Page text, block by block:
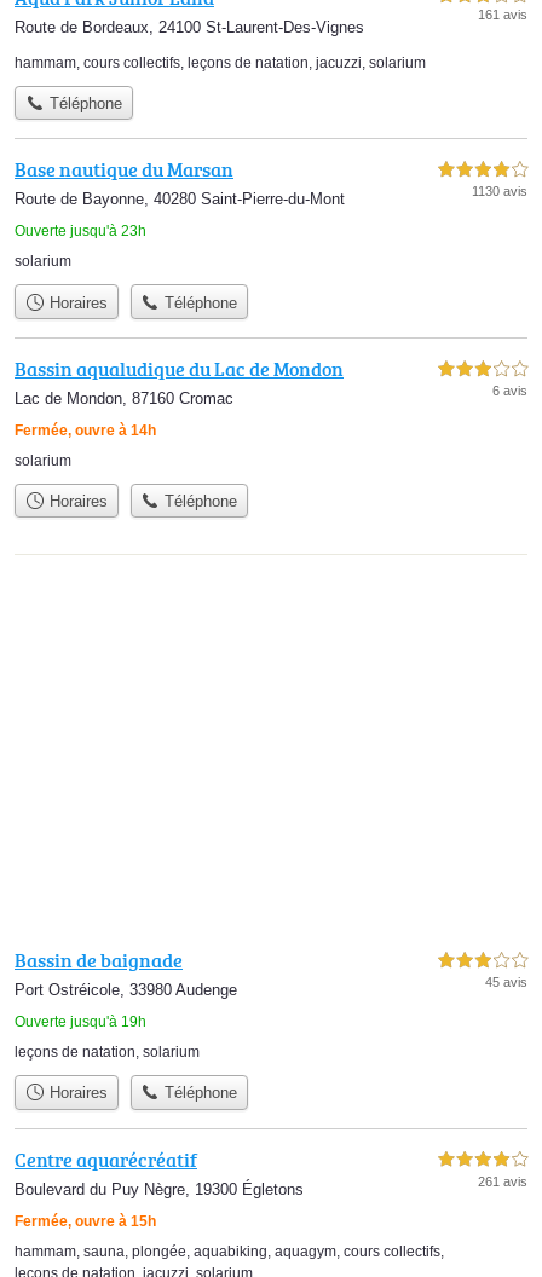
Route de Bordeaux, 24100 St-Laurent-Des-Vignes
161 avis
hammam, cours collectifs, leçons de natation, jacuzzi, solarium
Téléphone
Base nautique du Marsan
Route de Bayonne, 40280 Saint-Pierre-du-Mont
Ouverte jusqu'à 23h
4,0 étoiles sur 5
1130 avis
solarium
Horaires Téléphone
Bassin aqualudique du Lac de Mondon
Lac de Mondon, 87160 Cromac
Fermée, ouvre à 14h
3,0 étoiles sur 5
6 avis
solarium
Horaires Téléphone
Bassin de baignade
Port Ostréicole, 33980 Audenge
Ouverte jusqu'à 19h
3,0 étoiles sur 5
45 avis
leçons de natation, solarium
Horaires Téléphone
Centre aquarécréatif
Boulevard du Puy Nègre, 19300 Égletons
Fermée, ouvre à 15h
4,0 étoiles sur 5
261 avis
hammam sauna plongée aquabiking aquagym cours collectifs
leçons de natation jacuzzi solarium